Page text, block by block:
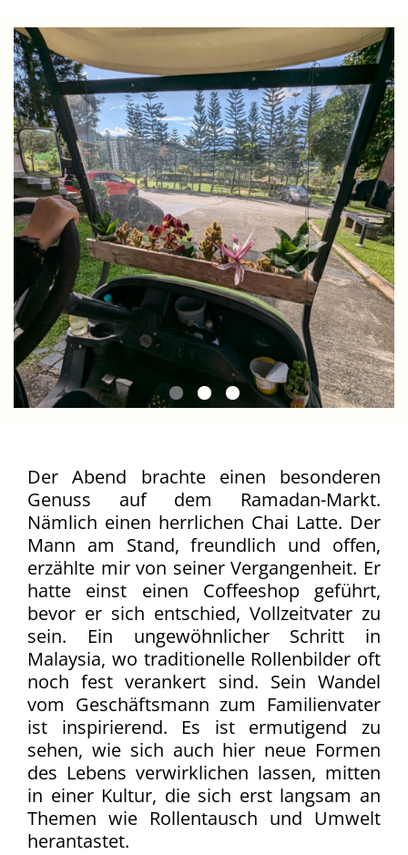
Der Abend brachte einen besonderen
Genuss auf dem Ramadan-Markt.
Nämlich einen herrlichen Chai Latte. Der
Mann am Stand, freundlich und offen,
erzählte mir von seiner Vergangenheit. Er
hatte einst einen Coffeeshop geführt,
bevor er sich entschied, Vollzeitvater zu
sein. Ein ungewöhnlicher Schritt in
Malaysia, wo traditionelle Rollenbilder oft
noch fest verankert sind. Sein Wandel
vom Geschäftsmann zum Familienvater
ist inspirierend. Es ist ermutigend zu
sehen, wie sich auch hier neue Formen
des Lebens verwirklichen lassen, mitten
in einer Kultur, die sich erst langsam an
Themen wie Rollentausch und Umwelt
herantastet.